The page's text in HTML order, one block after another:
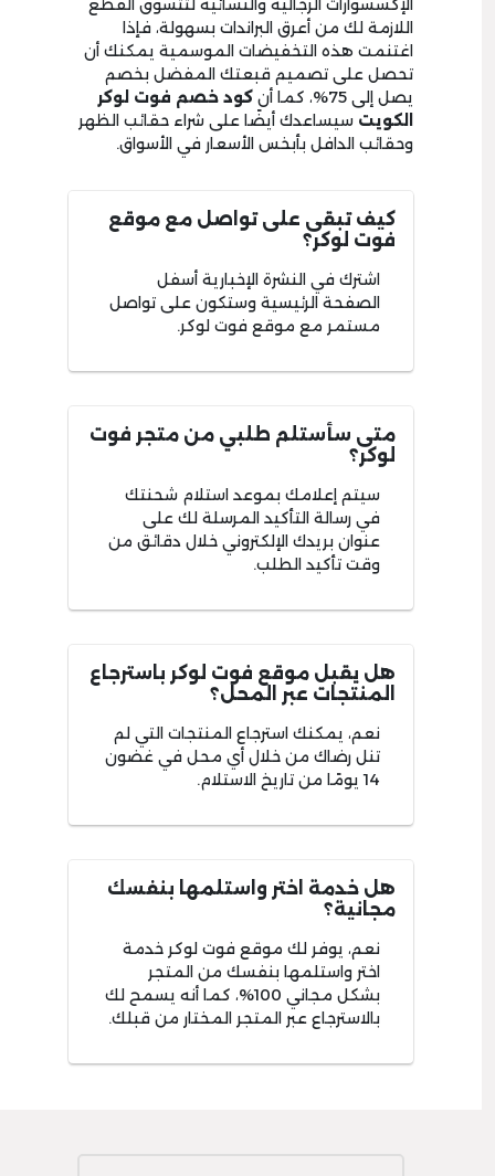
الإكسسوارات الرجالية والنسائية لتتسوق القطع
اللازمة لك من أعرق البراندات بسهولة، فإذا
اغتنمت هذه التخفيضات الموسمية يمكنك أن
تحصل على تصميم قبعتك المفضل بخصم
يصل إلى 75%، كما أن
كود خصم فوت لوكر
الكويت سيساعدك أيضًا على شراء حقائب الظهر
وحقائب الدافل بأبخس الأسعار في الأسواق.
كيف تبقى على تواصل مع موقع
فوت لوكر؟
اشترك في النشرة الإخبارية أسفل
الصفحة الرئيسية وستكون على تواصل
مستمر مع موقع فوت لوكر.
متى سأستلم طلبي من متجر فوت
لوكر؟
سيتم إعلامك بموعد استلام شحنتك
في رسالة التأكيد المرسلة لك على
عنوان بريدك الإلكتروني خلال دقائق من
وقت تأكيد الطلب.
هل يقبل موقع فوت لوكر باسترجاع
المنتجات عبر المحل؟
نعم، يمكنك استرجاع المنتجات التي لم
تنل رضاك من خلال أي محل في غضون
14 يومًا من تاريخ الاستلام.
هل خدمة اختر واستلمها بنفسك
مجانية؟
نعم، يوفر لك موقع فوت لوكر خدمة
اختر واستلمها بنفسك من المتجر
بشكل مجاني 100%، كما أنه يسمح لك
بالاسترجاع عبر المتجر المختار من قبلك.